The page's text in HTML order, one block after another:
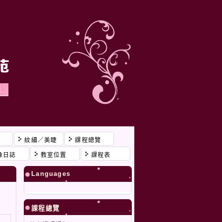
紋繡／美睫 課程總覽
日誌 教室位置 課程表
Languages
課程總覽